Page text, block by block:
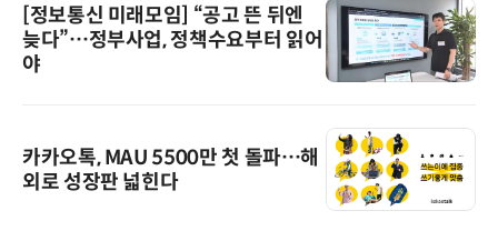
[정보통신 미래모임] “공고 뜬 뒤엔
늦다”…정부사업, 정책수요부터 읽어
야
카카오톡, MAU 5500만 첫 돌파…해
외로 성장판 넓힌다